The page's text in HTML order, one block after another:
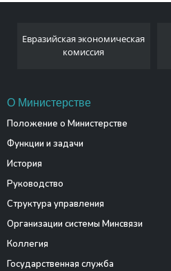
Евразийская экономическая
комиссия
О Министерстве
Положение о Министерстве
Функции и задачи
История
Руководство
Структура управления
Организации системы Минсвязи
Коллегия
Государственная служба